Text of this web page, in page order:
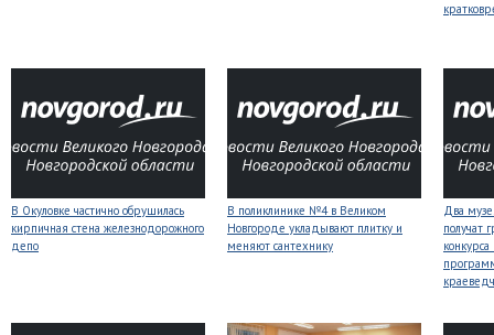
В Окуловке частично обрушилась
кирпичная стена железнодорожного
депо
В поликлинике №4 в Великом
Новгороде укладывают плитку и
меняют сантехнику
Два
получат